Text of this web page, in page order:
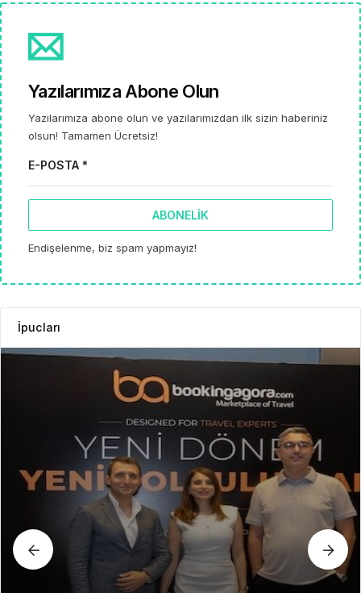
Yazılarımıza Abone Olun
Yazılarımıza abone olun ve yazılarımızdan ilk sizin haberiniz
olsun! Tamamen Ücretsiz!
E-POSTA *
ABONELIK
Endişelenme, biz spam yapmayız!
İpucları